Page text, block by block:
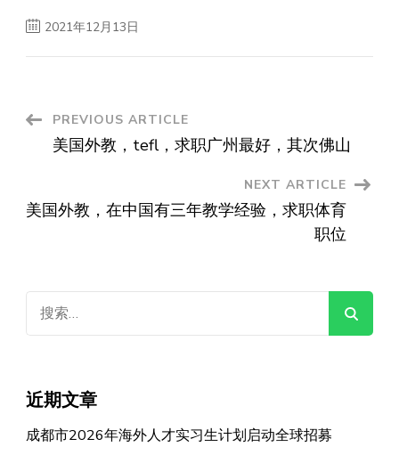
2021年12月13日
Post
Navigation
PREVIOUS ARTICLE
美国外教，tefl，求职广州最好，其次佛山
NEXT ARTICLE
美国外教，在中国有三年教学经验，求职体育
职位
索：
近期文章
成都市2026年海外人才实习生计划启动全球招募